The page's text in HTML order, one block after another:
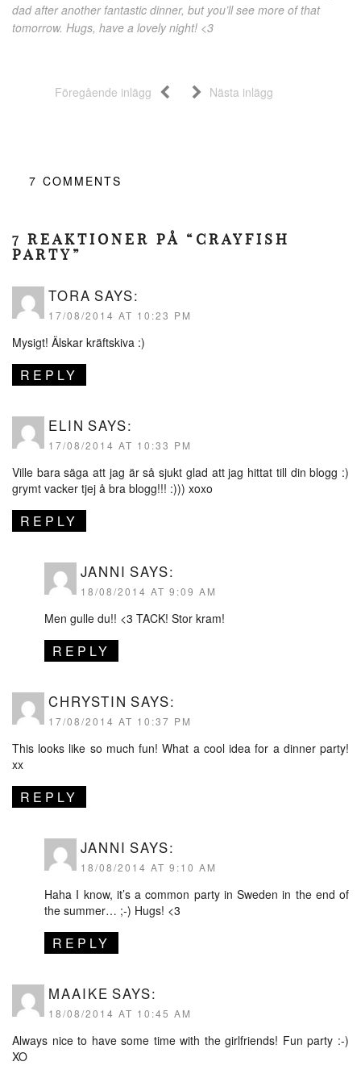
dad after another fantastic dinner, but you’ll see more of that
tomorrow. Hugs, have a lovely night! <3
Föregående inlägg Nästa inlägg
7 COMMENTS
7 REAKTIONER PÅ “CRAYFISH
PARTY”
TORA SAYS:
17/08/2014 AT 10:23 PM
Mysigt! Älskar kräftskiva :)
REPLY
ELIN SAYS:
17/08/2014 AT 10:33 PM
Ville bara säga att jag är så sjukt glad att jag hittat till din blogg :)
grymt vacker tjej å bra blogg!!! :))) xoxo
REPLY
JANNI SAYS:
18/08/2014 AT 9:09 AM
Men gulle du!! <3 TACK! Stor kram!
REPLY
CHRYSTIN SAYS:
17/08/2014 AT 10:37 PM
This looks like so much fun! What a cool idea for a dinner party!
xx
REPLY
JANNI SAYS:
18/08/2014 AT 9:10 AM
Haha I know, it’s a common party in Sweden in the end of
the summer… ;-) Hugs! <3
REPLY
MAAIKE SAYS:
18/08/2014 AT 10:45 AM
Always nice to have some time with the girlfriends! Fun party :-)
XO